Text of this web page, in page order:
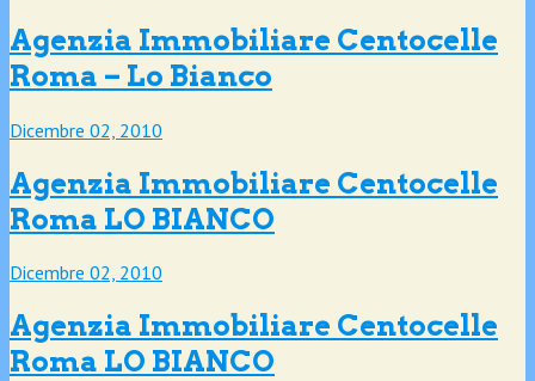
Agenzia Immobiliare Centocelle
Roma – Lo Bianco
Dicembre 02, 2010
Agenzia Immobiliare Centocelle
Roma LO BIANCO
Dicembre 02, 2010
Agenzia Immobiliare Centocelle
Roma LO BIANCO